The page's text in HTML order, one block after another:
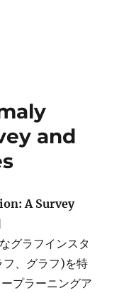
and
A Survey
グラフインスタ
フ、グラフ)を特
プラーニングア